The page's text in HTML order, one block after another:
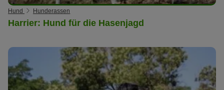
Hund Hunderassen
Harrier: Hund für die Hasenjagd